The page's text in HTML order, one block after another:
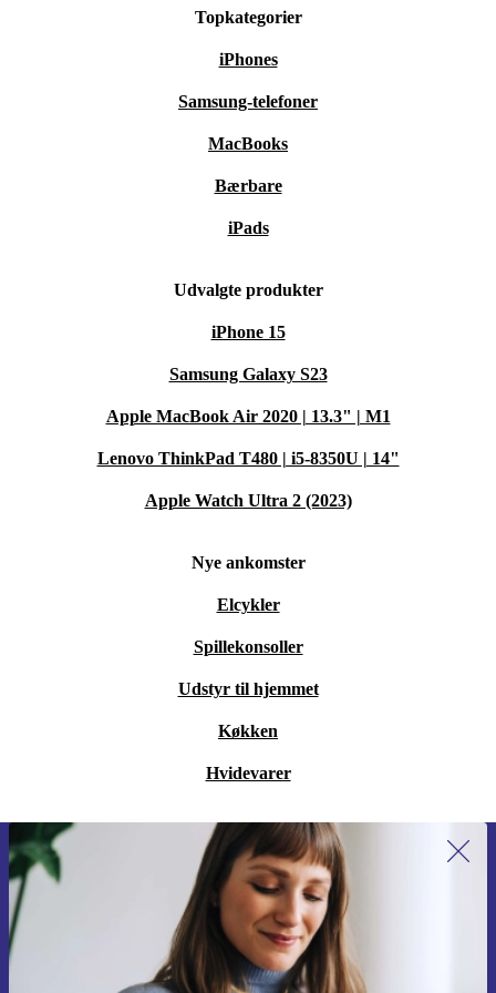
Topkategorier
iPhones
Samsung-telefoner
MacBooks
Bærbare
iPads
Udvalgte produkter
iPhone 15
Samsung Galaxy S23
Apple MacBook Air 2020 | 13.3" | M1
Lenovo ThinkPad T480 | i5-8350U | 14"
Apple Watch Ultra 2 (2023)
Nye ankomster
Elcykler
Spillekonsoller
Udstyr til hjemmet
Køkken
Hvidevarer
Tilmeld dig vores nyhedsbrev for
første gang og spar 115 kr!
Gå aldrig glip af et tilbud igen.